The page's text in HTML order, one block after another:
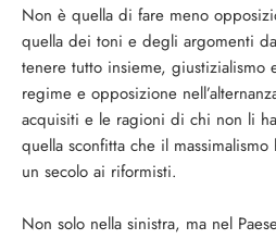
Non è quella di fare meno
quella dei toni e degli argomenti
tenere tutto insieme, giustizialismo
regime e opposizione
acquisiti e le ragioni di chi non li
quella sconfitta che il
un secolo ai riformisti.
Non solo nella sinistra, ma nel